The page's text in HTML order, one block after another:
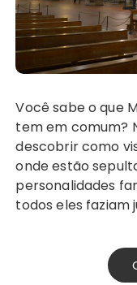
Você sabe o que
tem em comum?
descobrir como
onde estão
personalidades
todos eles faziam